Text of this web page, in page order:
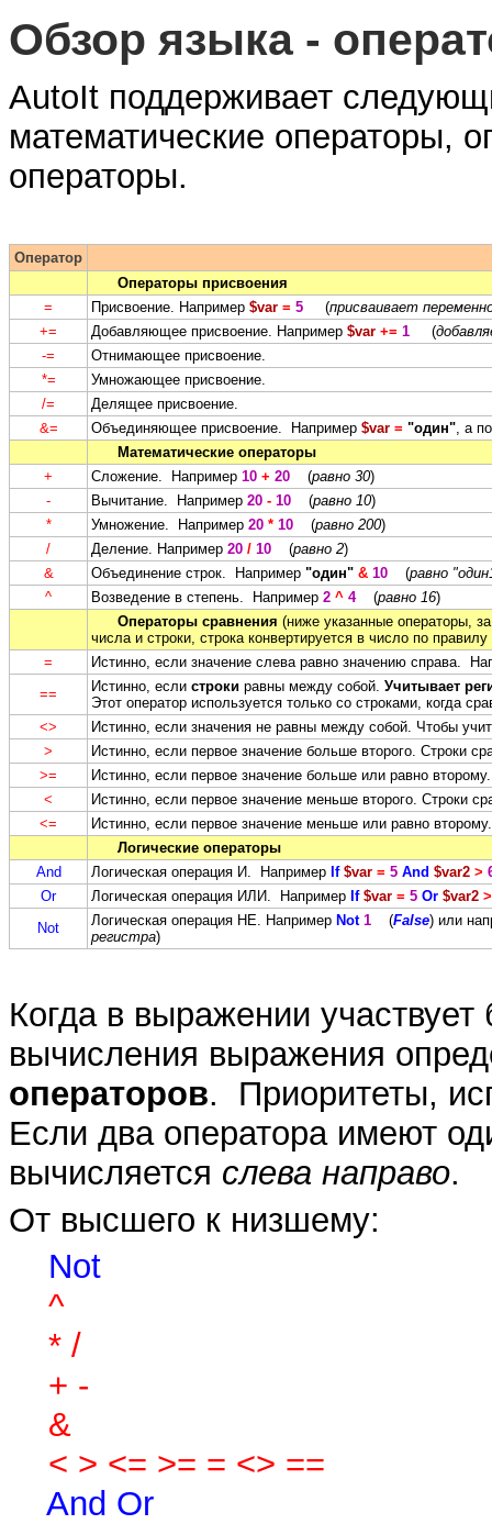
Обзор языка -
AutoIt поддерживает
математические операторы,
операторы.
Оператор
Операторы присвоения
=
Присвоение. Например $var = 5 (присваивает
+=
Добавляющее присвоение. Например $var += 1 (
-=
Отнимающее присвоение.
*=
Умножающее присвоение.
/=
Делящее присвоение.
&=
Объединяющее присвоение. Например $var = "один" , а
Математические операторы
+
Сложение. Например 10 + 20 (равно 30)
-
Вычитание. Например 20 - 10 (равно 10)
*
Умножение. Например 20 * 10 (равно 200)
/
Деление. Например 20 / 10 (равно 2)
&
Объединение строк. Например "один" & 10 (равно
^
Возведение в степень. Например 2 ^ 4(равно 16)
Операторы сравнения (ниже указанные операторы,
числа и строки, строка конвертируется в число по
=
Истинно, если значение слева равно значению справа.
==
Истинно, если строки равны между собой. Учитывает
Этот оператор используется только со строками, когда
<>
Истинно, если значения не равны между собой. Чтобы
>
Истинно, если первое значение больше второго. Строки
>=
Истинно, если первое значение больше или равно
<
Истинно, если первое значение меньше второго. Строки
<=
Истинно, если первое значение меньше или равно
Логические операторы
And
Логическая операция И. Например If $var = 5 And $var2 >
Or
Логическая операция ИЛИ. Например If $var = 5 Or $var2 >
Not
Логическая операция НЕ. Например Not 1 (False) или
регистра)
Когда в выражении
вычисления выражения
операторов. Приоритеты,
Если два оператора имеют
вычисляется слева направо.
От высшего к низшему:
Not
^
* /
+ -
&
< > <= >= = <> ==
And Or